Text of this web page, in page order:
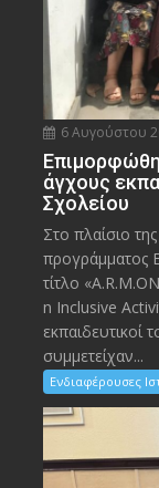
6 Αυγούστου
άγχους
Σχολείου
Στο πλαίσιο
προγράμματος
τίτλο
n Inclusive
συμμετείχαν...
Ενδιαφέρουσες